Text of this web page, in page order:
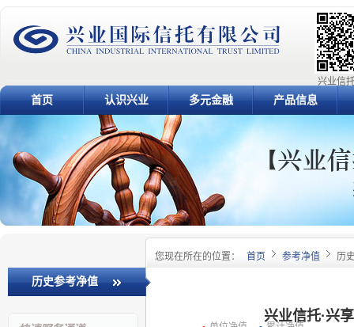
兴业信
首页 认识兴业 多元金融 产品信息
您现在所在的位置： 首页 参考净值 历
历史参考净值